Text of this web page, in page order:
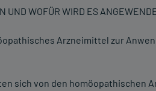
UND WOFÜR WIRD ES
Arzneimittel zur
sich von den homöopathischen